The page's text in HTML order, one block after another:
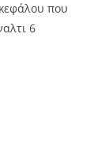
που
6